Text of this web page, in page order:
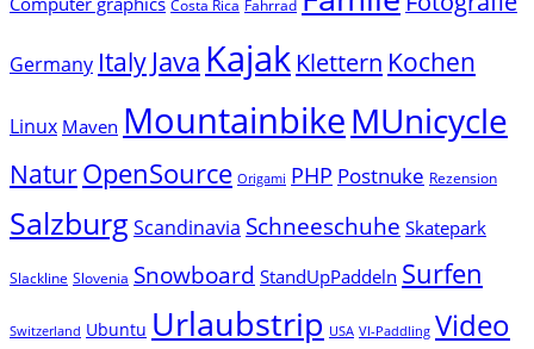
Costa Rica Fahrrad
Germany Italy Java Kajak Klettern Kochen
Linux Maven MountainbikeMUnicycle
NaturOpenSource Origami PHP Postnuke Rezension
SalzburgScandinavia Schneeschuhe Skatepark
Slackline Slovenia Snowboard StandUpPaddeln Surfen
Switzerland Ubuntu Urlaubstrip USA VI-Paddling Video